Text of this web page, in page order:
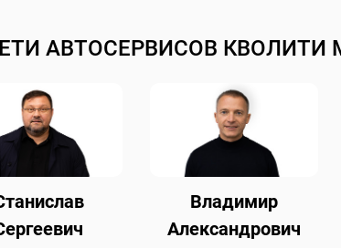
АВТОСЕРВИСОВ КВОЛИТИ
Владимир
Александрович